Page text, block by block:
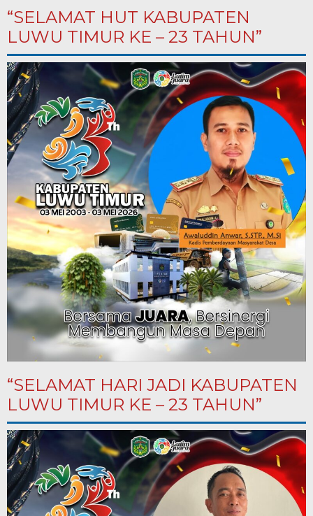
“SELAMAT HUT KABUPATEN
LUWU TIMUR KE – 23 TAHUN”
“SELAMAT HARI JADI KABUPATEN
LUWU TIMUR KE – 23 TAHUN”